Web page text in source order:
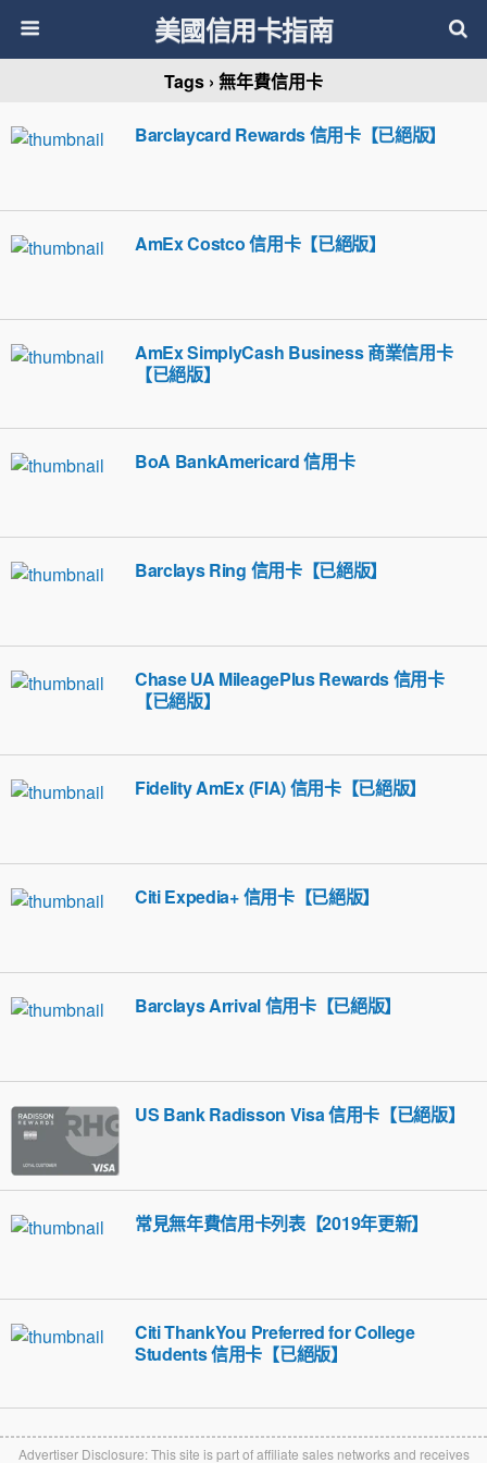
美國信用卡指南
Tags › 無年費信用卡
Barclaycard Rewards 信用卡【已絕版】
AmEx Costco 信用卡【已絕版】
AmEx SimplyCash Business 商業信用卡
【已絕版】
BoA BankAmericard 信用卡
Barclays Ring 信用卡【已絕版】
Chase UA MileagePlus Rewards 信用卡
【已絕版】
Fidelity AmEx (FIA) 信用卡【已絕版】
Citi Expedia+ 信用卡【已絕版】
Barclays Arrival 信用卡【已絕版】
US Bank Radisson Visa 信用卡【已絕版】
常見無年費信用卡列表【2019年更新】
Citi ThankYou Preferred for College
Students 信用卡【已絕版】
Advertiser Disclosure: This site is part of affiliate sales networks and receives